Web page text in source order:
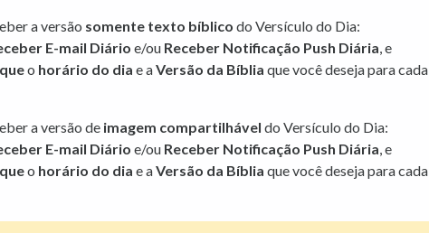
a versão somente texto bíblico do Versículo do Dia:
E-mail Diário e/ou Receber Notificação Push Diária, e
o horário do dia e aVersão da Bíblia que você deseja para cada
a versão de imagem compartilhável do Versículo do Dia:
E-mail Diário e/ou Receber Notificação Push Diária , e
o horário do dia e aVersão da Bíblia que você deseja para cada